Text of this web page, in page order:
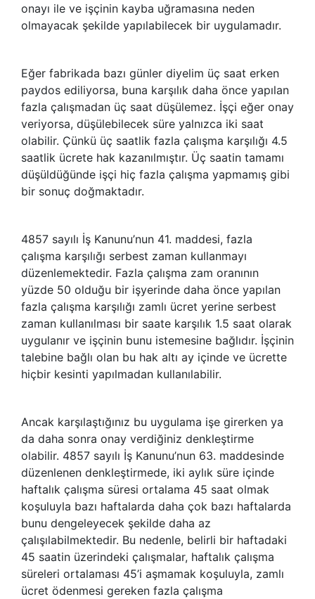
onayı ile ve işçinin kayba uğramasına neden
olmayacak şekilde yapılabilecek bir uygulamadır.
Eğer fabrikada bazı günler diyelim üç saat erken
paydos ediliyorsa, buna karşılık daha önce yapılan
fazla çalışmadan üç saat düşülemez. İşçi eğer onay
veriyorsa, düşülebilecek süre yalnızca iki saat
olabilir. Çünkü üç saatlik fazla çalışma karşılığı 4.5
saatlik ücrete hak kazanılmıştır. Üç saatin tamamı
düşüldüğünde işçi hiç fazla çalışma yapmamış gibi
bir sonuç doğmaktadır.
4857 sayılı İş Kanunu’nun 41. maddesi, fazla
çalışma karşılığı serbest zaman kullanmayı
düzenlemektedir. Fazla çalışma zam oranının
yüzde 50 olduğu bir işyerinde daha önce yapılan
fazla çalışma karşılığı zamlı ücret yerine serbest
zaman kullanılması bir saate karşılık 1.5 saat olarak
uygulanır ve işçinin bunu istemesine bağlıdır. İşçinin
talebine bağlı olan bu hak altı ay içinde ve ücrette
hiçbir kesinti yapılmadan kullanılabilir.
Ancak karşılaştığınız bu uygulama işe girerken ya
da daha sonra onay verdiğiniz denkleştirme
olabilir. 4857 sayılı İş Kanunu’nun 63. maddesinde
düzenlenen denkleştirmede, iki aylık süre içinde
haftalık çalışma süresi ortalama 45 saat olmak
koşuluyla bazı haftalarda daha çok bazı haftalarda
bunu dengeleyecek şekilde daha az
çalışılabilmektedir. Bu nedenle, belirli bir haftadaki
45 saatin üzerindeki çalışmalar, haftalık çalışma
süreleri ortalaması 45’i aşmamak koşuluyla, zamlı
ücret ödenmesi gereken fazla çalışma